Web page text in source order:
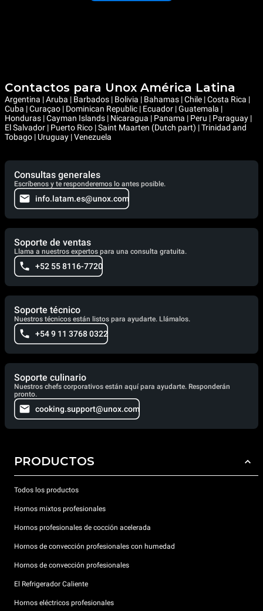
Contactos para Unox América Latina
Argentina | Aruba | Barbados | Bolivia | Bahamas | Chile | Costa Rica |
Cuba | Curaçao | Dominican Republic | Ecuador | Guatemala |
Honduras | Cayman Islands | Nicaragua | Panama | Peru | Paraguay |
El Salvador | Puerto Rico | Saint Maarten (Dutch part) | Trinidad and
Tobago | Uruguay | Venezuela
Consultas generales
Escríbenos y te responderemos lo antes posible.
info.latam.es@unox.com
Soporte de ventas
Llama a nuestros expertos para una consulta gratuita.
+52 55 8116-7720
Soporte técnico
Nuestros técnicos están listos para ayudarte. Llámalos.
+54 9 11 3768 0322
Soporte culinario
Nuestros chefs corporativos están aquí para ayudarte. Responderán
pronto.
cooking.support@unox.com
PRODUCTOS
Todos los productos
Hornos mixtos profesionales
Hornos profesionales de cocción acelerada
Hornos de convección profesionales con humedad
Hornos de convección profesionales
El Refrigerador Caliente
Hornos eléctricos profesionales